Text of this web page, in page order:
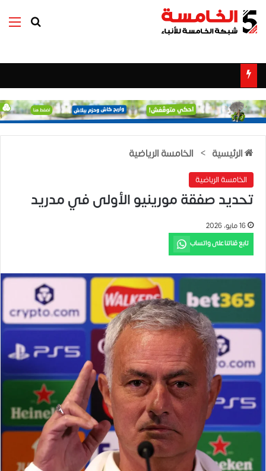
بحث عن
الرئيسية > الخامسة الرياضية
الخامسة الرياضية
تحديد صفقة مورينيو الأولى في مدريد
16 مايو، 2026
تابع قناتنا على واتساب